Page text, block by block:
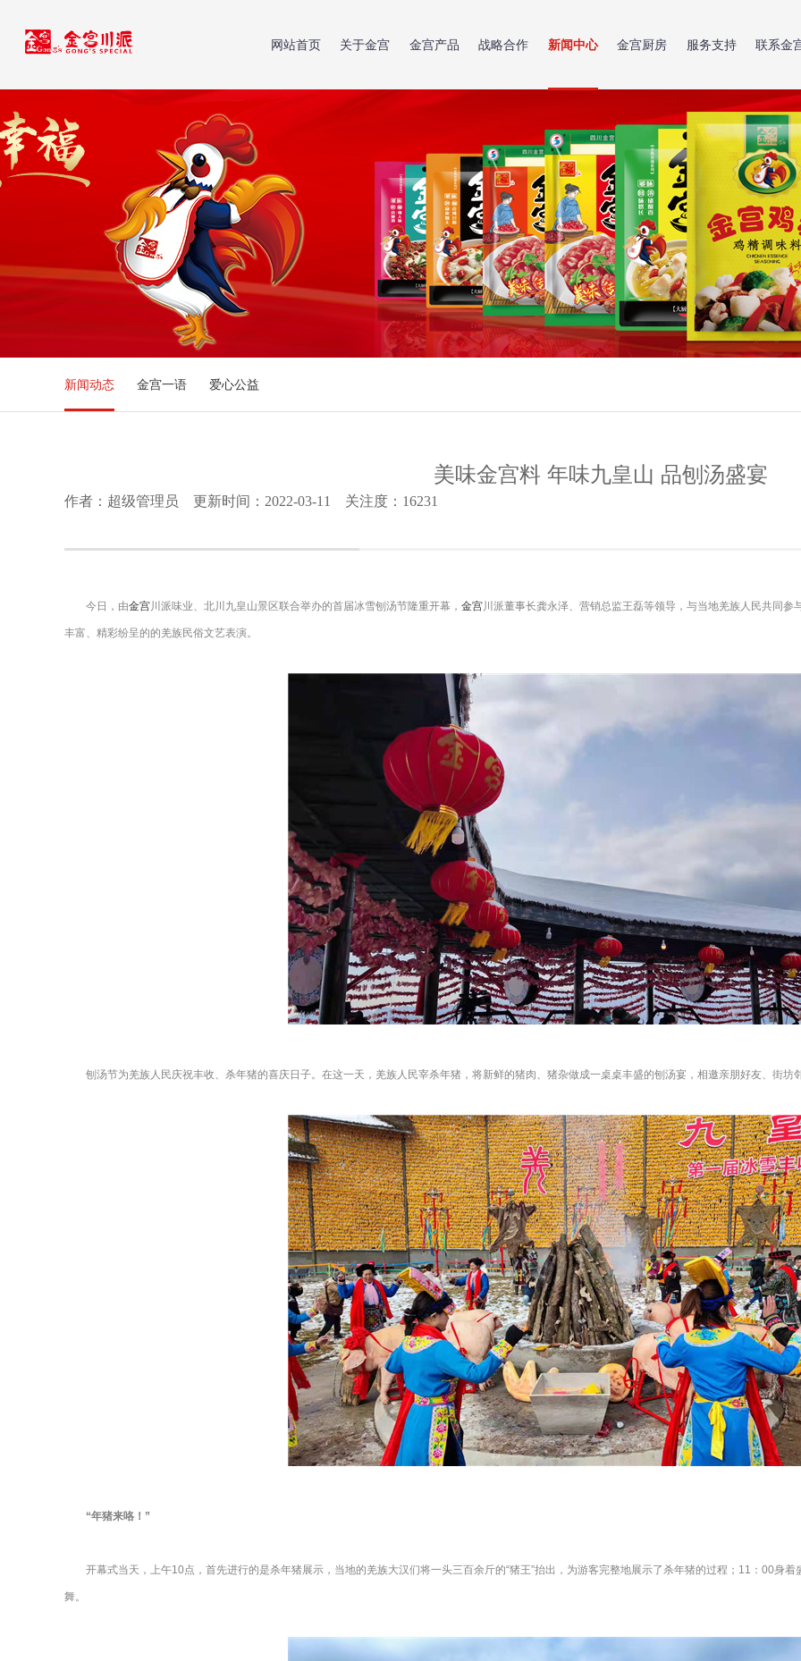
网站首页 关于金宫 金宫产品 战略合作 新闻中心 金宫厨房 服务支持 联系金
新闻动态 金宫一语 爱心公益
美味金宫料 年味九皇山 品刨汤盛宴
作者：超级管理员 更新时间：2022-03-11 关注度：16231
今日，由金宫川派味业、北川九皇山景区联合举办的首届冰雪刨汤节隆重开幕， 金宫川派董事长龚永泽、营销总监王磊等领导，与当地羌族人民共同
丰富、精彩纷呈的的羌族民俗文艺表演。
刨汤节为羌族人民庆祝丰收、杀年猪的喜庆日子。在这一天，羌族人民宰杀年猪，将新鲜的猪肉、猪杂做成一桌桌丰盛的刨汤宴，相邀亲朋好友、街坊
“年猪来咯！”
开幕式当天，上午10点，首先进行的是杀年猪展示，当地的羌族大汉们将一头三百余斤的“猪王”抬出，为游客完整地展示了杀年猪的过程；11：00身
舞。